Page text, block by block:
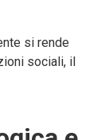
si rende
sociali, il